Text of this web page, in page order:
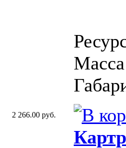
Масса
2 266.00 руб.